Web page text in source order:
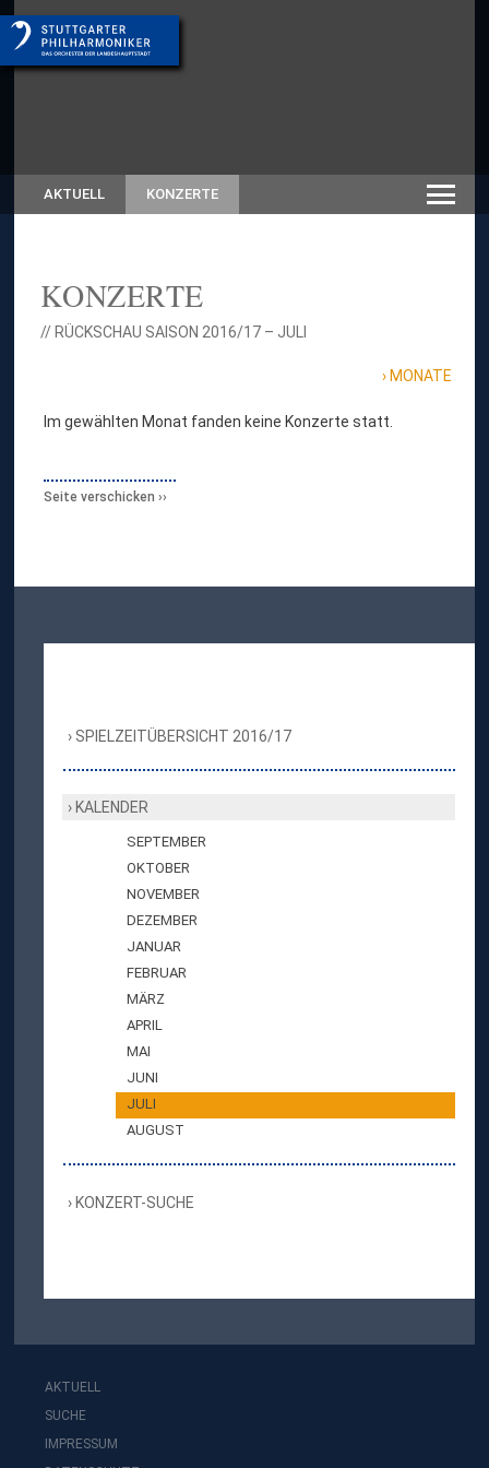
AKTUELL KONZERTE
KONZERTE
// RÜCKSCHAU SAISON 2016/17 – JULI
MONATE
Im gewählten Monat fanden keine Konzerte statt.
Seite verschicken
SPIELZEITÜBERSICHT 2016/17
KALENDER
SEPTEMBER
OKTOBER
NOVEMBER
DEZEMBER
JANUAR
FEBRUAR
MÄRZ
APRIL
MAI
JUNI
JULI
AUGUST
KONZERT-SUCHE
AKTUELL
SUCHE
IMPRESSUM